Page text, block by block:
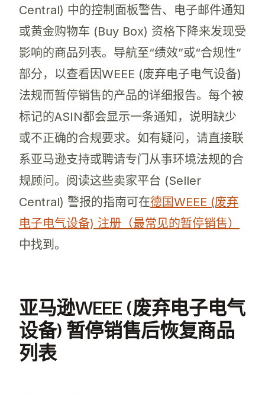
Central) 中的控制面板警告、电子邮件通知
或黄金购物车 (Buy Box) 资格下降来发现受
影响的商品列表。导航至“绩效”或“合规性”
部分，以查看因WEEE (废弃电子电气设备)
法规而暂停销售的产品的详细报告。每个被
标记的ASIN都会显示一条通知，说明缺少
或不正确的合规要求。如有疑问，请直接联
系亚马逊支持或聘请专门从事环境法规的合
规顾问。阅读这些卖家平台 (Seller
Central) 警报的指南可在德国WEEE (废弃
电子电气设备) 注册（最常见的暂停销售）
中找到。
亚马逊WEEE (废弃电子电气
设备) 暂停销售后恢复商品
列表